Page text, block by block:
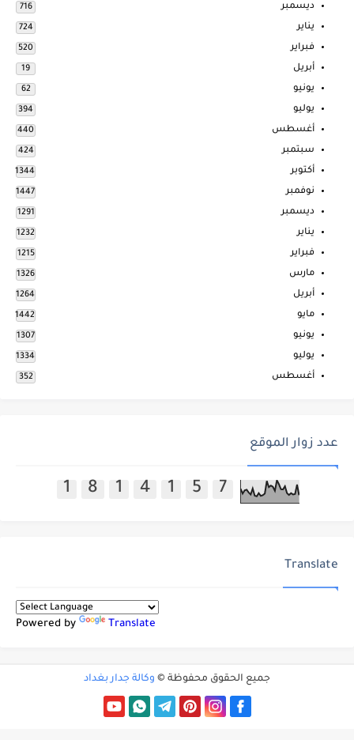
ديسمبر 716
يناير 724
فبراير 520
أبريل 19
يونيو 62
يوليو 394
أغسطس 440
سبتمبر 424
أكتوبر 1344
نوفمبر 1447
ديسمبر 1291
يناير 1232
فبراير 1215
مارس 1326
أبريل 1264
مايو 1442
يونيو 1307
يوليو 1334
أغسطس 352
عدد زوار الموقع
1 8 1 4 1 5 7
Translate
Powered by Translate
جميع الحقوق محفوظة © وكالة جدار بغداد